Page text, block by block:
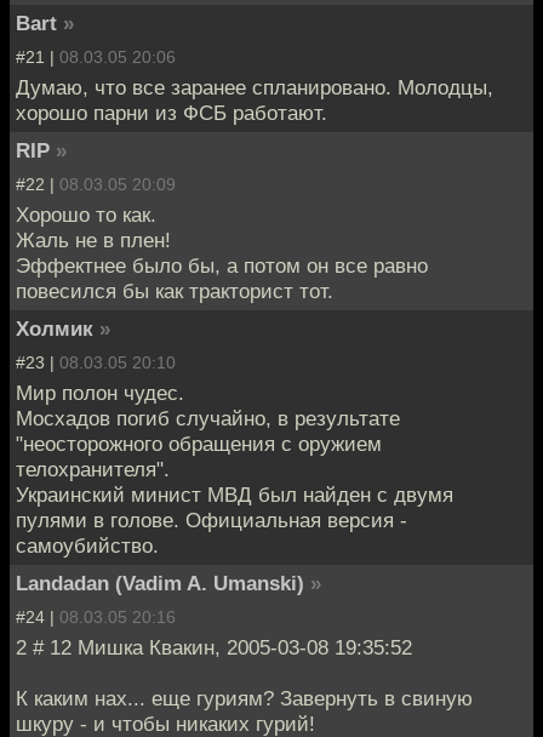
Bart »
#21 | 08.03.05 20:06
Думаю, что все заранее спланировано. Молодцы,
хорошо парни из ФСБ работают.
RIP »
#22 | 08.03.05 20:09
Хорошо то как.
Жаль не в плен!
Эффектнее было бы, а потом он все равно
повесился бы как тракторист тот.
Холмик »
#23 | 08.03.05 20:10
Мир полон чудес.
Мосхадов погиб случайно, в результате
"неосторожного обращения с оружием
телохранителя".
Украинский минист МВД был найден с двумя
пулями в голове. Официальная версия -
самоубийство.
Landadan (Vadim A. Umanski) »
#24 | 08.03.05 20:16
2 # 12 Мишка Квакин, 2005-03-08 19:35:52
К каким нах... еще гуриям? Завернуть в свиную
шкуру - и чтобы никаких гурий!